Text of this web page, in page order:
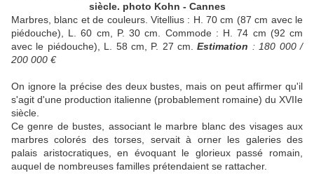
siècle. photo Kohn - Cannes
Marbres, blanc et de couleurs. Vitellius : H. 70 cm (87 cm avec le
piédouche), L. 60 cm, P. 30 cm. Commode : H. 74 cm (92 cm
avec le piédouche), L. 58 cm, P. 27 cm.Estimation : 180 000 /
200 000 €
On ignore la précise des deux bustes, mais on peut affirmer qu'il
s'agit d'une production italienne (probablement romaine) du XVIIe
siècle.
Ce genre de bustes, associant le marbre blanc des visages aux
marbres colorés des torses, servait à orner les galeries des
palais aristocratiques, en évoquant le glorieux passé romain,
auquel de nombreuses familles prétendaient se rattacher.